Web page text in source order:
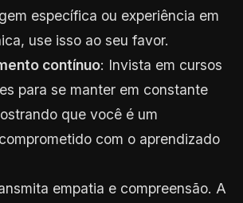
específica ou experiência em
use isso ao seu favor.
contínuo: Invista em cursos
para se manter em constante
que você é um
com o aprendizado
empatia e compreensão. A